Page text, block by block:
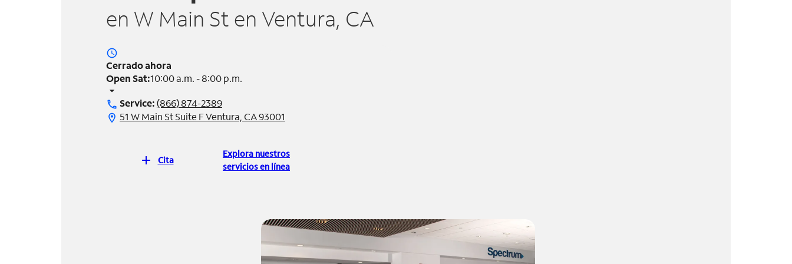
en W Main St en Ventura, CA
access_time
Cerrado ahora
Open Sat:10:00 a.m. - 8:00 p.m.
arrow_drop_down
call Service:(866) 874-2389
location_on 51 W Main St Suite F Ventura, CA 93001
add Cita
Explora nuestros
servicios en línea